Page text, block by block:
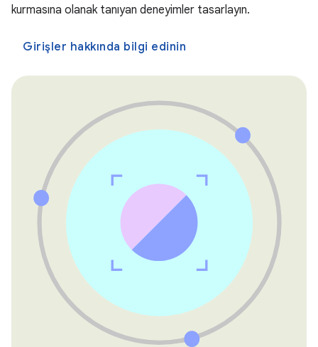
kurmasına olanak tanıyan deneyimler tasarlayın.
Girişler hakkında bilgi edinin